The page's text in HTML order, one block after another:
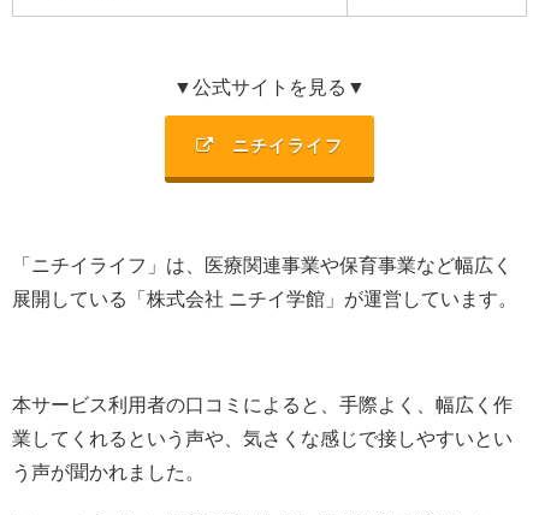
▼公式サイトを見る▼
ニチイライフ
「ニチイライフ」は、
医療関連事業や保育事業など幅広く
展開 している「 株式会社 ニチイ学館 」が運営しています。
本サービス利用者の口コミによると、手際よく、幅広く作
業してくれるという声や、気さくな感じで接しやすいとい
う声が聞かれました。